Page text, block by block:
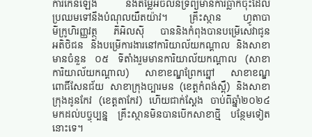
ការកើនឡើង និងតម្លៃអចលនទ្រព្យមានការធ្លាក់ចុះដែល
ប្រឈមទៅនឹងបំណុលយឺតយ៉ាវ។ គ្រឹះស្ថាន ហ្វូតាបា
មីក្រូហិរញ្ញវត្ថុ ភីអិលស៊ី បាននិងកំពុងបានបម្រើសេវាជូន
អតិថិជន និងបម្រើការងារនៅការិយាល័យកណ្តាល និងសាខា
មានចំនួន ០៥ ទីតាំងរួមមានការិយាល័យកណ្តាល (សាខា
ការិយាល័យកណ្តាល) សាខាខណ្ឌព្រែកព្នៅ សាខាខណ្ឌ
ពោធិ៍សែនជ័យ សាខាក្រុងច្បារមន (ខេត្តកំពង់ស្ពឺ) និងសាខា
ក្រុងដូនកែវ (ខេត្តតាកែវ) ហើយជាក់ស្តែង ចាប់ពីឆ្នាំ២០២៤
មកដល់បច្ចុប្បន្ន គ្រឹះស្ថានមិនបានបើកសាខាថ្មី បន្ថែមទៀត
នោះទេ។